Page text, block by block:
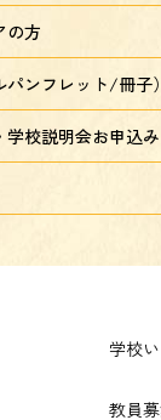
の方
ンフレット/冊子）
校説明会お申込み
学校
教員